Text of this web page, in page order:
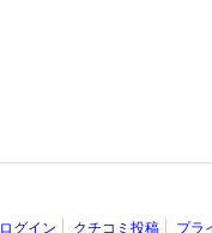
ログイン クチコミ投稿 プラ